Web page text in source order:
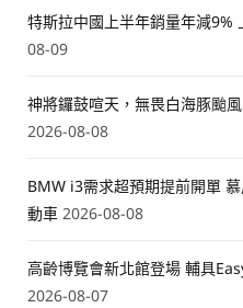
特斯拉中國上半年銷量年減9%
08-09
神將鑼鼓喧天，無畏白海豚颱
2026-08-08
BMW i3需求超預期提前開單
動車 2026-08-08
高齡博覽會新北館登場 輔具
2026-08-07